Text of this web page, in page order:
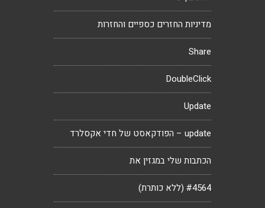
מדיניות החזרים כספיים והחזרות
Share
DoubleClick
Update
update – הפודקאסט של חדי אקסלרד
הכתבות שלי במגזין את
#4564 (ללא כותרת)